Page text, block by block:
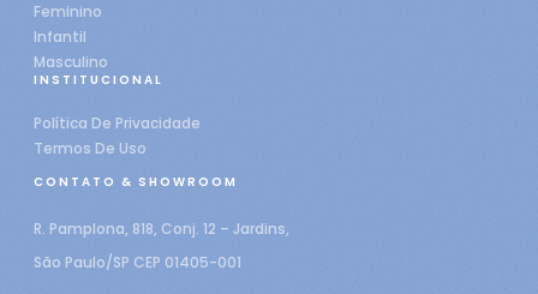
Feminino
Infantil
Masculino
INSTITUCIONAL
Política De Privacidade
Termos De Uso
CONTATO & SHOWROOM
R. Pamplona, 818, Conj. 12 – Jardins,
São Paulo/SP CEP 01405-001